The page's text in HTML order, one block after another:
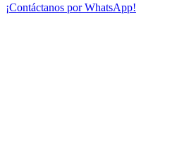
¡Contáctanos por WhatsApp!